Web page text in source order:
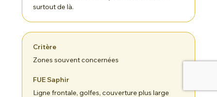
surtout de là.
Zones souvent concernées
Ligne frontale, golfes, couverture plus large